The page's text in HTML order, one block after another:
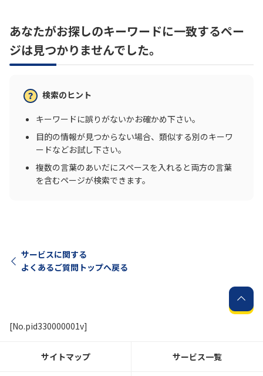
あなたがお探しのキーワードに一致するペー
ジは見つかりませんでした。
検索のヒント
キーワードに誤りがないかお確かめ下さい。
目的の情報が見つからない場合、類似する別のキーワ
ードなどお試し下さい。
複数の言葉のあいだにスペースを入れると両方の言葉
を含むページが検索できます。
サービスに関する
よくあるご質問トップへ戻る
[No.pid330000001v]
サイトマップ サービス一覧